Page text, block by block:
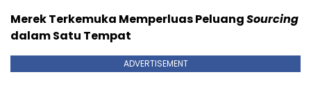
Merek Terkemuka Memperluas PeluangSourcing
dalam Satu Tempat
ADVERTISEMENT